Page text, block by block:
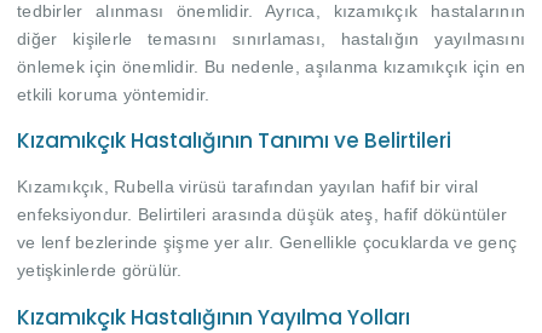
tedbirler alınması önemlidir. Ayrıca, kızamıkçık hastalarının
diğer kişilerle temasını sınırlaması, hastalığın yayılmasını
önlemek için önemlidir. Bu nedenle, aşılanma kızamıkçık için en
etkili koruma yöntemidir.
Kızamıkçık Hastalığının Tanımı ve Belirtileri
Kızamıkçık, Rubella virüsü tarafından yayılan hafif bir viral
enfeksiyondur. Belirtileri arasında düşük ateş, hafif döküntüler
ve lenf bezlerinde şişme yer alır. Genellikle çocuklarda ve genç
yetişkinlerde görülür.
Kızamıkçık Hastalığının Yayılma Yolları